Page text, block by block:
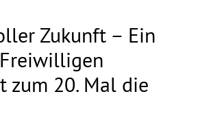
Zukunft – Ein
zum 20. Mal die